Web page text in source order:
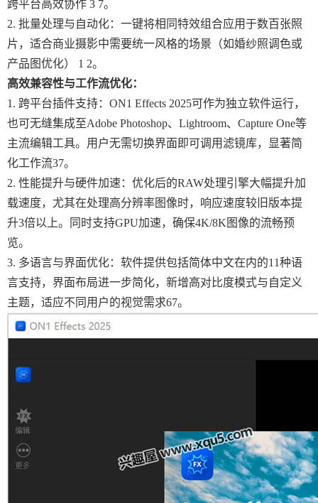
跨平台高效协作 3 7。
2. 批量处理与自动化：一键将相同特效组合应用于数百张照
片，适合商业摄影中需要统一风格的场景（如婚纱照调色或
产品图优化） 1 2。
高效兼容性与工作流优化：
1. 跨平台插件支持：ON1 Effects 2025可作为独立软件运行，
也可无缝集成至Adobe Photoshop、Lightroom、Capture One等
主流编辑工具。用户无需切换界面即可调用滤镜库，显著简
化工作流37。
2. 性能提升与硬件加速：优化后的RAW处理引擎大幅提升加
载速度，尤其在处理高分辨率图像时，响应速度较旧版本提
升3倍以上。同时支持GPU加速，确保4K/8K图像的流畅预
览。
3. 多语言与界面优化：软件提供包括简体中文在内的11种语
言支持，界面布局进一步简化，新增高对比度模式与自定义
主题，适应不同用户的视觉需求67。